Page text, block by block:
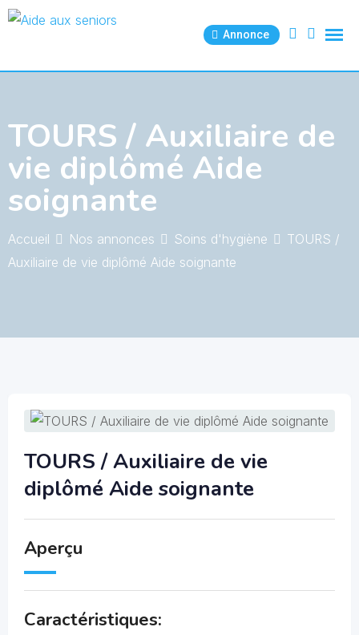
Skip
Annonce
TOURS / Auxiliaire de
vie diplômé Aide
soignante
Accueil Nos annonces Soins d'hygiène
TOURS /
Auxiliaire de vie diplômé Aide soignante
TOURS / Auxiliaire de vie
diplômé Aide soignante
Aperçu
Caractéristiques: